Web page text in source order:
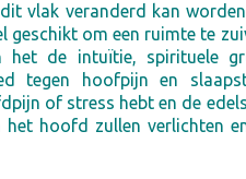
vlak veranderd kan
geschikt om een ruimte te
het de intuïtie, spirituele
tegen hoofpijn en
of stress hebt en de
hoofd zullen verlichten